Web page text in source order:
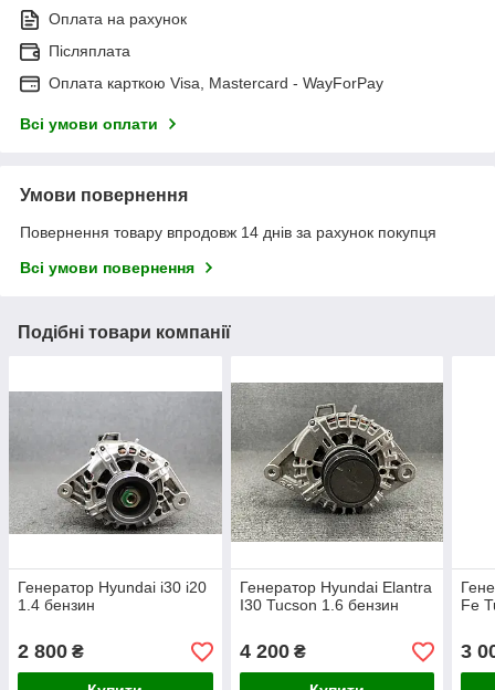
Оплата на рахунок
Післяплата
Оплата карткою Visa, Mastercard - WayForPay
Всі умови оплати
Умови повернення
Повернення товару впродовж 14 днів за рахунок покупця
Всі умови повернення
Подібні товари компанії
Генератор Hyundai i30 i20
1.4 бензин
2 800 ₴
Генератор Hyundai Elantra
I30 Tucson 1.6 бензин
4 200₴
Fe
3